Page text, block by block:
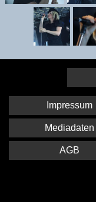
Impressum
Mediadaten
AGB